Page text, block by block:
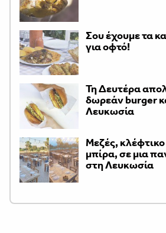
Σου έχουμε τα
για οφτό!
Τη Δευτέρα
δωρεάν burger
Λευκωσία
Μεζές,
μπίρα, σε μια
στη Λευκωσία